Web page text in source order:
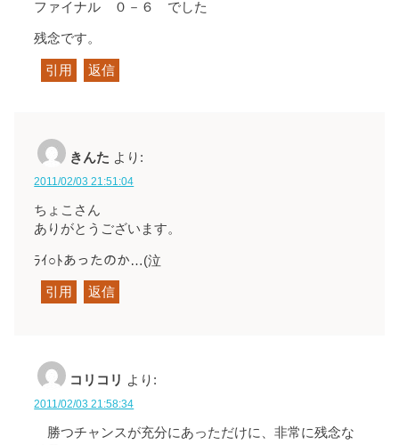
ファイナル ０－６ でした
残念です。
引用 返信
きんた より:
2011/02/03 21:51:04
ちょこさん
ありがとうございます。
ﾗｲ○ﾄあったのか…(泣
引用 返信
コリコリ より:
2011/02/03 21:58:34
勝つチャンスが充分にあっただけに、非常に残念な